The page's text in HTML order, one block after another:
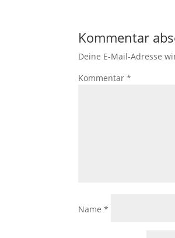
Kommentar
Deine E-Mail-Adresse
Kommentar*
Name*